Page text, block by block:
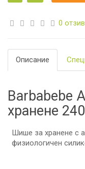
0
Описание
Barbabebe
хранене
Шише за хранене с
физиологичен